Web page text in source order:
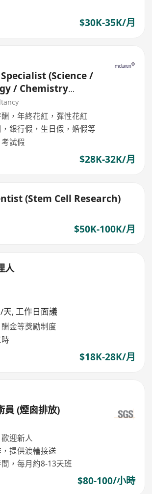
$30K-35K/月
(Science /
/ Chemistry
，年終花紅，彈性花紅
銀行假，生日假，婚假等
試假
$28K-32K/月
(Stem Cell Research)
$50K-100K/月
人
, 工作日面議
金等獎勵制度
$18K-28K/月
員 (煙囪排放)
迎新人
提供渡輪接送
，每月約8-13天班
$80-100/小時